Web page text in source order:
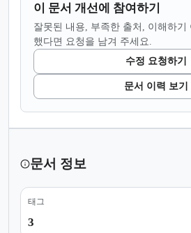
이 문서 개선에 참여하기
잘못된 내용, 부족한 출처, 이해하기
했다면 요청을 남겨 주세요.
수정 요청하기
문서 이력 보기
문서 정보
태그
3